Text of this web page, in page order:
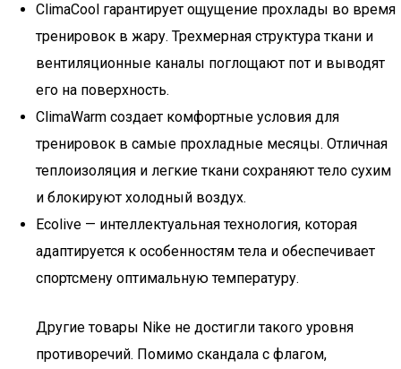
ClimaCool гарантирует ощущение прохлады во время
тренировок в жару. Трехмерная структура ткани и
вентиляционные каналы поглощают пот и выводят
его на поверхность.
ClimaWarm создает комфортные условия для
тренировок в самые прохладные месяцы. Отличная
теплоизоляция и легкие ткани сохраняют тело сухим
и блокируют холодный воздух.
Ecolive — интеллектуальная технология, которая
адаптируется к особенностям тела и обеспечивает
спортсмену оптимальную температуру.
Другие товары Nike не достигли такого уровня
противоречий. Помимо скандала с флагом,